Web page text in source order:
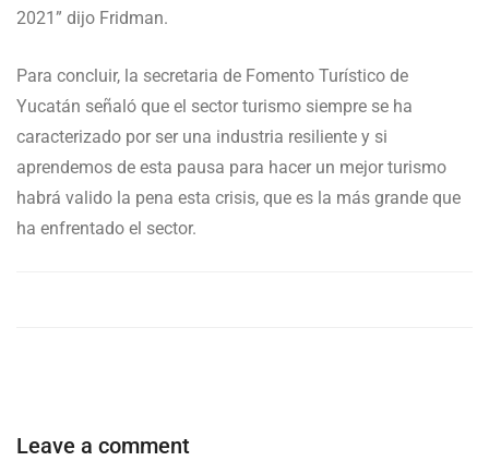
2021” dijo Fridman.
Para concluir, la secretaria de Fomento Turístico de
Yucatán señaló que el sector turismo siempre se ha
caracterizado por ser una industria resiliente y si
aprendemos de esta pausa para hacer un mejor turismo
habrá valido la pena esta crisis, que es la más grande que
ha enfrentado el sector.
Leave a comment